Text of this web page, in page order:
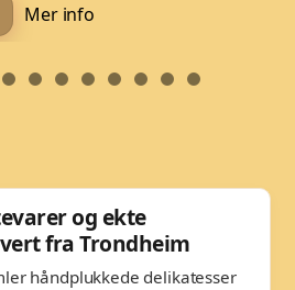
Mer info
og ekte
fra Trondheim
håndplukkede delikatesser